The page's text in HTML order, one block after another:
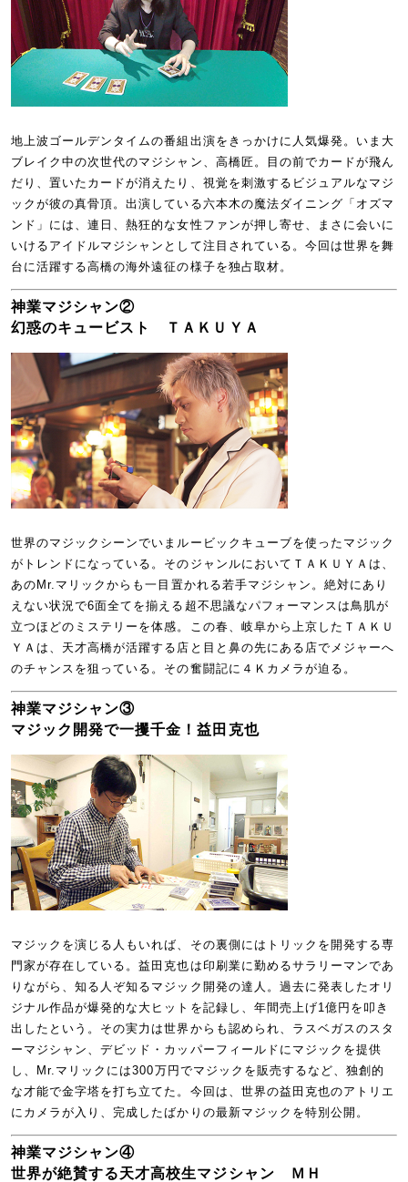
地上波ゴールデンタイムの番組出演をきっかけに人気爆発。いま大
ブレイク中の次世代のマジシャン、高橋匠。目の前でカードが飛ん
だり、置いたカードが消えたり、視覚を刺激するビジュアルなマジ
ックが彼の真骨頂。出演している六本木の魔法ダイニング「オズマ
ンド」には、連日、熱狂的な女性ファンが押し寄せ、まさに会いに
いけるアイドルマジシャンとして注目されている。今回は世界を舞
台に活躍する高橋の海外遠征の様子を独占取材。
神業マジシャン②
幻惑のキュービスト ＴＡＫＵＹＡ
世界のマジックシーンでいまルービックキューブを使ったマジック
がトレンドになっている。そのジャンルにおいてＴＡＫＵＹＡは、
あのMr.マリックからも一目置かれる若手マジシャン。絶対にあり
えない状況で6面全てを揃える超不思議なパフォーマンスは鳥肌が
立つほどのミステリーを体感。この春、岐阜から上京したＴＡＫＵ
ＹＡは、天才高橋が活躍する店と目と鼻の先にある店でメジャーへ
のチャンスを狙っている。その奮闘記に４Ｋカメラが迫る。
神業マジシャン③
マジック開発で一攫千金！益田克也
マジックを演じる人もいれば、その裏側にはトリックを開発する専
門家が存在している。益田克也は印刷業に勤めるサラリーマンであ
りながら、知る人ぞ知るマジック開発の達人。過去に発表したオリ
ジナル作品が爆発的な大ヒットを記録し、年間売上げ1億円を叩き
出したという。その実力は世界からも認められ、ラスベガスのスタ
ーマジシャン、デビッド・カッパーフィールドにマジックを提供
し、Mr.マリックには300万円でマジックを販売するなど、独創的
な才能で金字塔を打ち立てた。今回は、世界の益田克也のアトリエ
にカメラが入り、完成したばかりの最新マジックを特別公開。
神業マジシャン④
世界が絶賛する天才高校生マジシャン ＭＨ